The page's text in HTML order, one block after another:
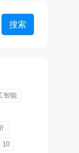
智能
10